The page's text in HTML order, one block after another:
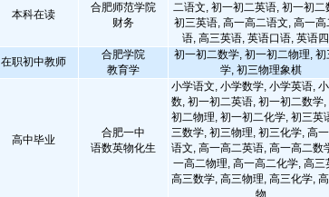
本科在读
合肥师范学院
财务
二语文, 初一初二英语, 初一初二
初三英语, 高一高二语文, 高一高
语, 高三英语, 英语口语, 英语
在职初中教师
合肥学院
教育学
初一初二数学, 初一初二物理, 初
学, 初三物理象棋
高中毕业
合肥一中
语数英物化生
小学语文, 小学数学, 小学英语,
数, 初一初二英语, 初一初二数学,
初二物理, 初一初二化学, 初三英
三数学, 初三物理, 初三化学, 高
语文, 高一高二英语, 高一高二数
一高二物理, 高一高二化学, 高三
高三数学, 高三物理, 高三化学,
物